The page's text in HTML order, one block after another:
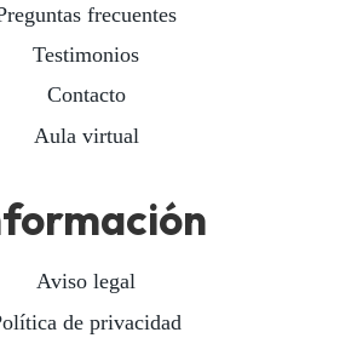
frecuentes
Testimonios
Contacto
Aula virtual
Aviso legal
de privacidad